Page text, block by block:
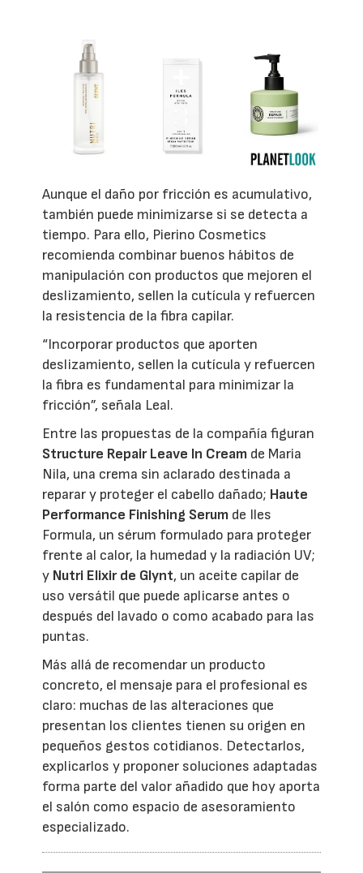
Aunque el daño por fricción es acumulativo,
también puede minimizarse si se detecta a
tiempo. Para ello, Pierino Cosmetics
recomienda combinar buenos hábitos de
manipulación con productos que mejoren el
deslizamiento, sellen la cutícula y refuercen
la resistencia de la fibra capilar.
“Incorporar productos que aporten
deslizamiento, sellen la cutícula y refuercen
la fibra es fundamental para minimizar la
fricción”, señala Leal.
Entre las propuestas de la compañía figuran
Structure Repair Leave In Cream de Maria
Nila, una crema sin aclarado destinada a
reparar y proteger el cabello dañado; Haute
Performance Finishing Serum de Iles
Formula, un sérum formulado para proteger
frente al calor, la humedad y la radiación UV;
y Nutri Elixir de Glynt, un aceite capilar de
uso versátil que puede aplicarse antes o
después del lavado o como acabado para las
puntas.
Más allá de recomendar un producto
concreto, el mensaje para el profesional es
claro: muchas de las alteraciones que
presentan los clientes tienen su origen en
pequeños gestos cotidianos. Detectarlos,
explicarlos y proponer soluciones adaptadas
forma parte del valor añadido que hoy aporta
el salón como espacio de asesoramiento
especializado.